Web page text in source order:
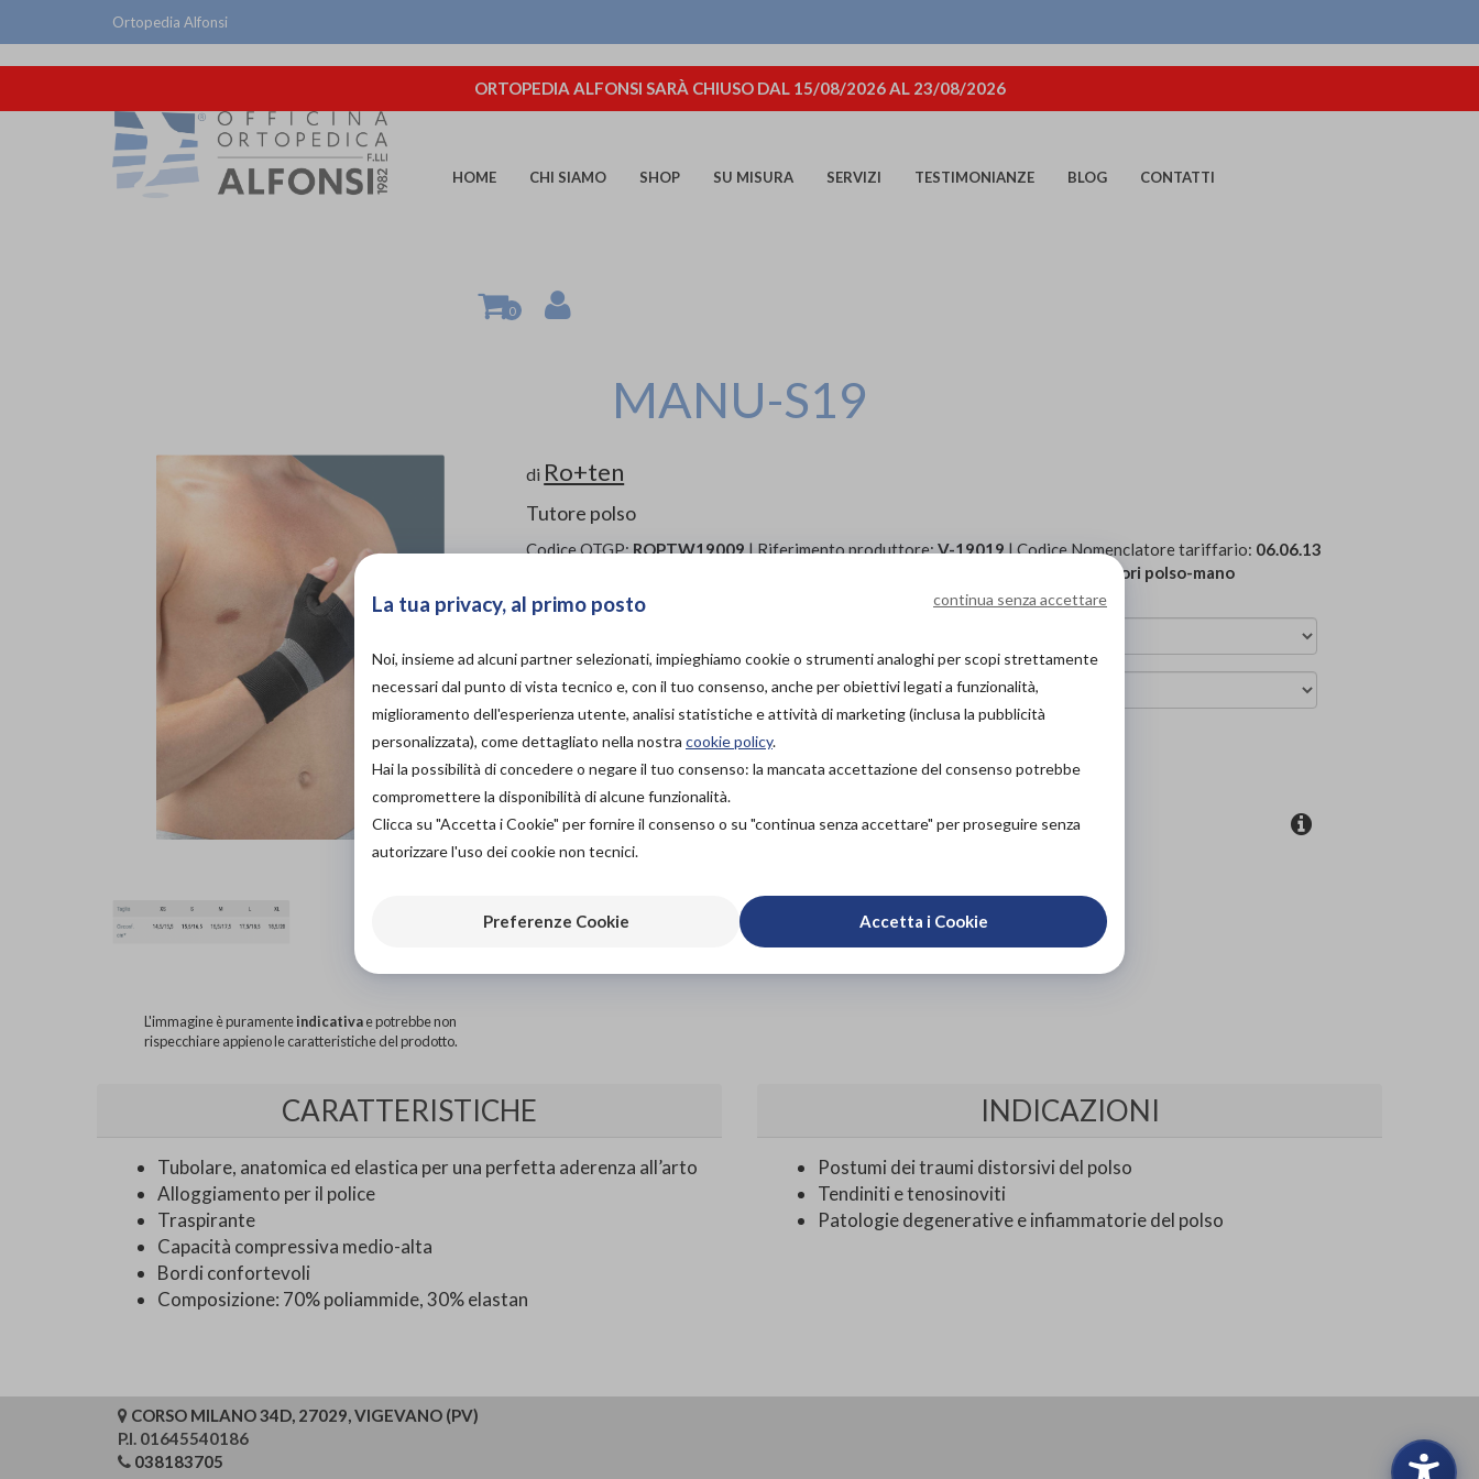
Ortopedia Alfonsi
ORTOPEDIA ALFONSI SARÀ CHIUSO DAL 15/08/2026 AL 23/08/2026
HOME CHI SIAMO SHOP SU MISURA SERVIZI TESTIMONIANZE BLOG CONTATTI
0
MANU-S19
L'immagine è puramenteindicativae potrebbe non
rispecchiare appieno le caratteristiche del prodotto.
di Ro+ten
Tutore polso
Codice OTGP:ROPTW19009| Riferimento produttore:V-19019| Codice Nomenclatore tariffario: 06.06.13
Tutori polso-mano
NEGOZIO
DA30,50€
PROVA E NOLEGGIA IN
NEGOZIO
NON DISPONIBILE
ACQUISTA ONLINE
NON DISPONIBILE
Organizza prova in negozio
Scarica il coupon
CARATTERISTICHE
Tubolare, anatomica ed elastica per una perfetta aderenza all’arto
Alloggiamento per il police
Traspirante
Capacità compressiva medio-alta
Bordi confortevoli
Composizione: 70% poliammide, 30% elastan
INDICAZIONI
Postumi dei traumi distorsivi del polso
Tendiniti e tenosinoviti
Patologie degenerative e infiammatorie del polso
CORSO MILANO 34D, 27029, VIGEVANO (PV)
P.I. 01645540186
038183705
La tua privacy, al primo posto continua senza accettare
Noi, insieme ad alcuni partner selezionati, impieghiamo cookie o strumenti analoghi per scopi strettamente
necessari dal punto di vista tecnico e, con il tuo consenso, anche per obiettivi legati a funzionalità,
miglioramento dell'esperienza utente, analisi statistiche e attività di marketing (inclusa la pubblicità
personalizzata), come dettagliato nella nostra cookie policy.
Hai la possibilità di concedere o negare il tuo consenso: la mancata accettazione del consenso potrebbe
compromettere la disponibilità di alcune funzionalità.
Clicca su "Accetta i Cookie" per fornire il consenso o su "continua senza accettare" per proseguire senza
autorizzare l'uso dei cookie non tecnici.
Preferenze Cookie Accetta i Cookie